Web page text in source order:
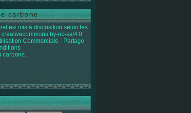
carbone
est mis à disposition selon les
creativecommons by-nc-sa/4.0
Commerciale - Partage
carbone.